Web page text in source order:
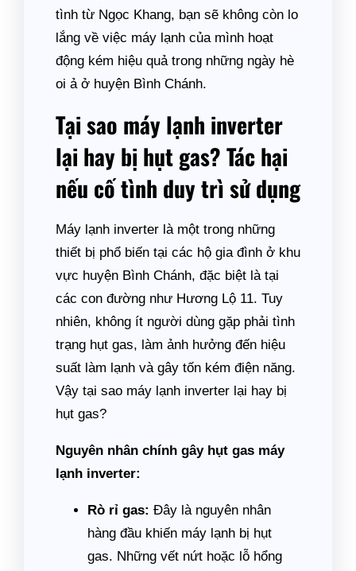
tình từ Ngọc Khang, bạn sẽ không còn lo
lắng về việc máy lạnh của mình hoạt
động kém hiệu quả trong những ngày hè
oi ả ở huyện Bình Chánh.
Tại sao máy lạnh inverter
lại hay bị hụt gas? Tác hại
nếu cố tình duy trì sử dụng
Máy lạnh inverter là một trong những
thiết bị phổ biến tại các hộ gia đình ở khu
vực huyện Bình Chánh, đặc biệt là tại
các con đường như Hương Lộ 11. Tuy
nhiên, không ít người dùng gặp phải tình
trạng hụt gas, làm ảnh hưởng đến hiệu
suất làm lạnh và gây tốn kém điện năng.
Vậy tại sao máy lạnh inverter lại hay bị
hụt gas?
Nguyên nhân chính gây hụt gas máy
lạnh inverter:
Rò rỉ gas: Đây là nguyên nhân
hàng đầu khiến máy lạnh bị hụt
gas. Những vết nứt hoặc lỗ hổng